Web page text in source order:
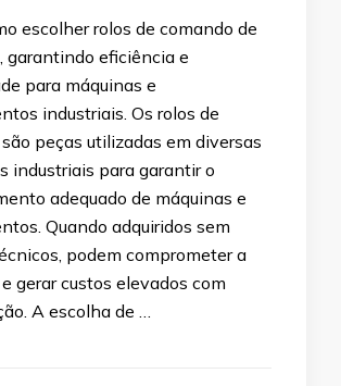
escolher rolos de comando de
garantindo eficiência e
para máquinas e
industriais. Os rolos de
peças utilizadas em diversas
industriais para garantir o
adequado de máquinas e
Quando adquiridos sem
podem comprometer a
gerar custos elevados com
A escolha de …